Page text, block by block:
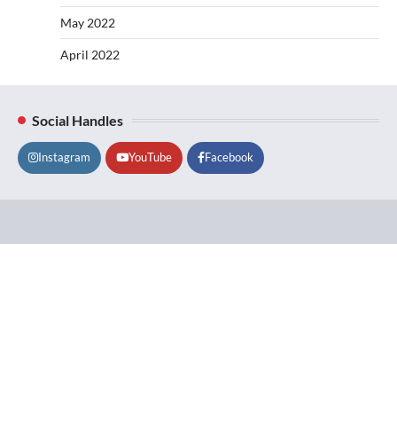
May 2022
April 2022
Social Handles
Instagram YouTube Facebook